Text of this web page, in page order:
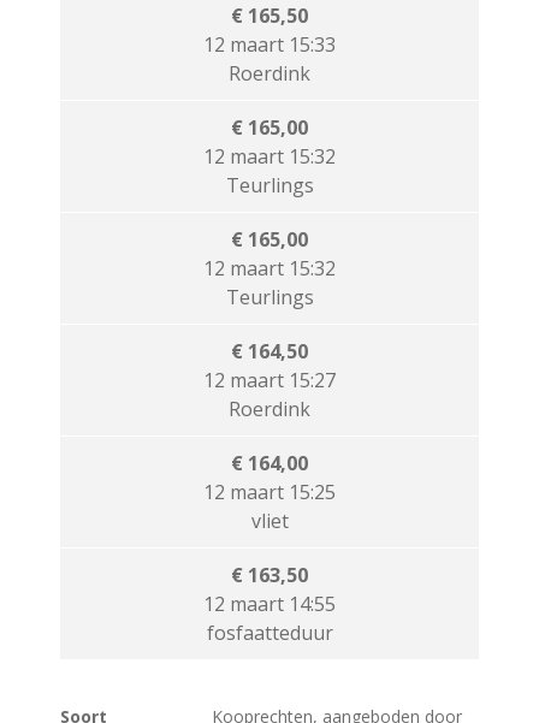
Soort
Kooprechten, aangeboden door
€ 165,50
12 maart 15:33
Roerdink
€ 165,00
12 maart 15:32
Teurlings
€ 165,00
12 maart 15:32
Teurlings
€ 164,50
12 maart 15:27
Roerdink
€ 164,00
12 maart 15:25
vliet
€ 163,50
12 maart 14:55
fosfaatteduur